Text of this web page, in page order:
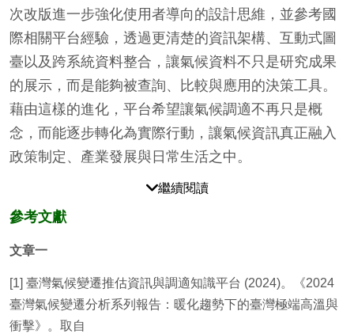
次改版進一步強化使用者導向的設計思維，並參考國
際相關平台經驗，透過更清楚的資訊架構、互動式圖
臺以及跨系統資料整合，讓氣候資料不只是研究成果
的展示，而是能夠被查詢、比較與應用的決策工具。
藉由這樣的進化，平台希望讓氣候調適不再只是概
念，而能逐步轉化為實際行動，讓氣候資訊真正融入
政策制定、產業發展與日常生活之中。
繼續閱讀
參考文獻
文章一
[1] 臺灣氣候變遷推估資訊與調適知識平台 (2024)。《2024
臺灣氣候變遷分析系列報告：暖化趨勢下的臺灣極端高溫與
衝擊》。取自